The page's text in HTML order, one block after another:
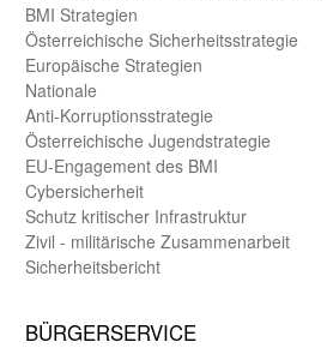
BMI Strategien
Öster­reichische Sicherheits­strategie
Europäische Strategien
Nationale
Anti-Korruptions­strategie
Öster­reichische Jugend­strategie
EU-Engagement des BMI
Cybersicherheit
Schutz kritischer Infra­struktur
Zivil - militärische Zusammen­arbeit
Sicherheits­bericht
BÜRGER­SERVICE